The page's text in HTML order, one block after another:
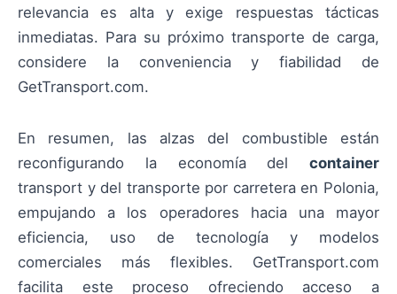
relevancia es alta y exige respuestas tácticas
inmediatas. Para su próximo transporte de carga,
considere la conveniencia y fiabilidad de
GetTransport.com.
En resumen, las alzas del combustible están
reconfigurando la economía del container
transport y del transporte por carretera en Polonia,
empujando a los operadores hacia una mayor
eficiencia, uso de tecnología y modelos
comerciales más flexibles. GetTransport.com
facilita este proceso ofreciendo acceso a